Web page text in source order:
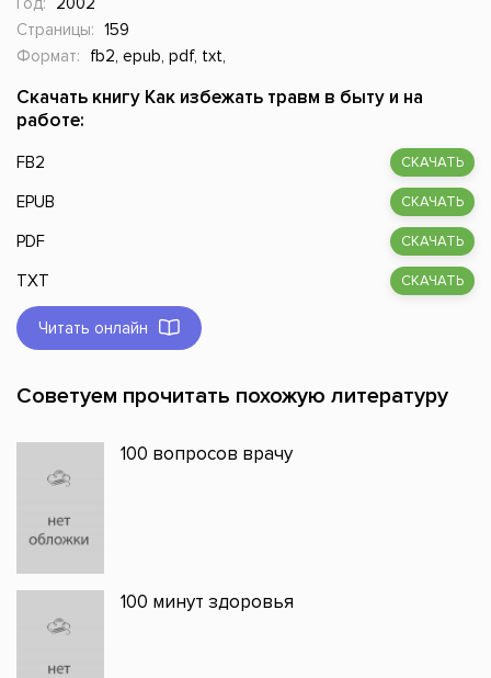
Страницы: 159
Формат:
fb2, epub, pdf, txt,
Скачать книгу Как избежать травм в быту и на
работе:
FB2 СКАЧАТЬ
EPUB СКАЧАТЬ
PDF СКАЧАТЬ
TXT СКАЧАТЬ
Читать онлайн
Советуем прочитать похожую литературу
100 вопросов врачу
100 минут здоровья